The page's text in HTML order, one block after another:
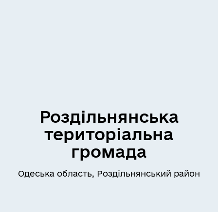
Роздільнянська
територіальна
громада
Одеська область, Роздільнянський район